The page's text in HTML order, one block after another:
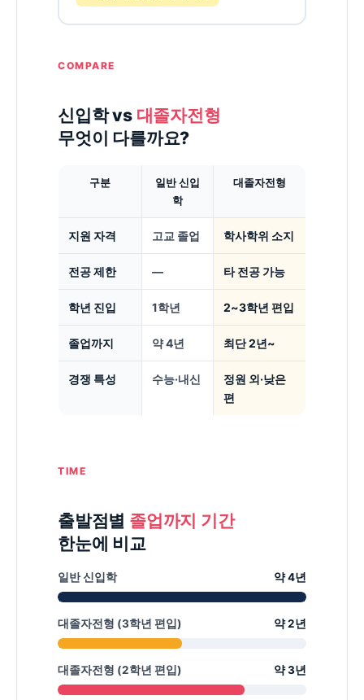
COMPARE
신입학 vs 대졸자전형
무엇이 다를까요?
구분
일반 신입
학
대졸자전형
지원 자격 고교 졸업 학사학위 소지
전공 제한 — 타 전공 가능
학년 진입 1학년 2~3학년 편입
졸업까지 약 4년 최단 2년~
경쟁 특성 수능·내신
정원 외·낮은
편
TIME
출발점별 졸업까지 기간
한눈에 비교
일반 신입학 약 4년
대졸자전형 (3학년 편입) 약 2년
대졸자전형 (2학년 편입) 약 3년